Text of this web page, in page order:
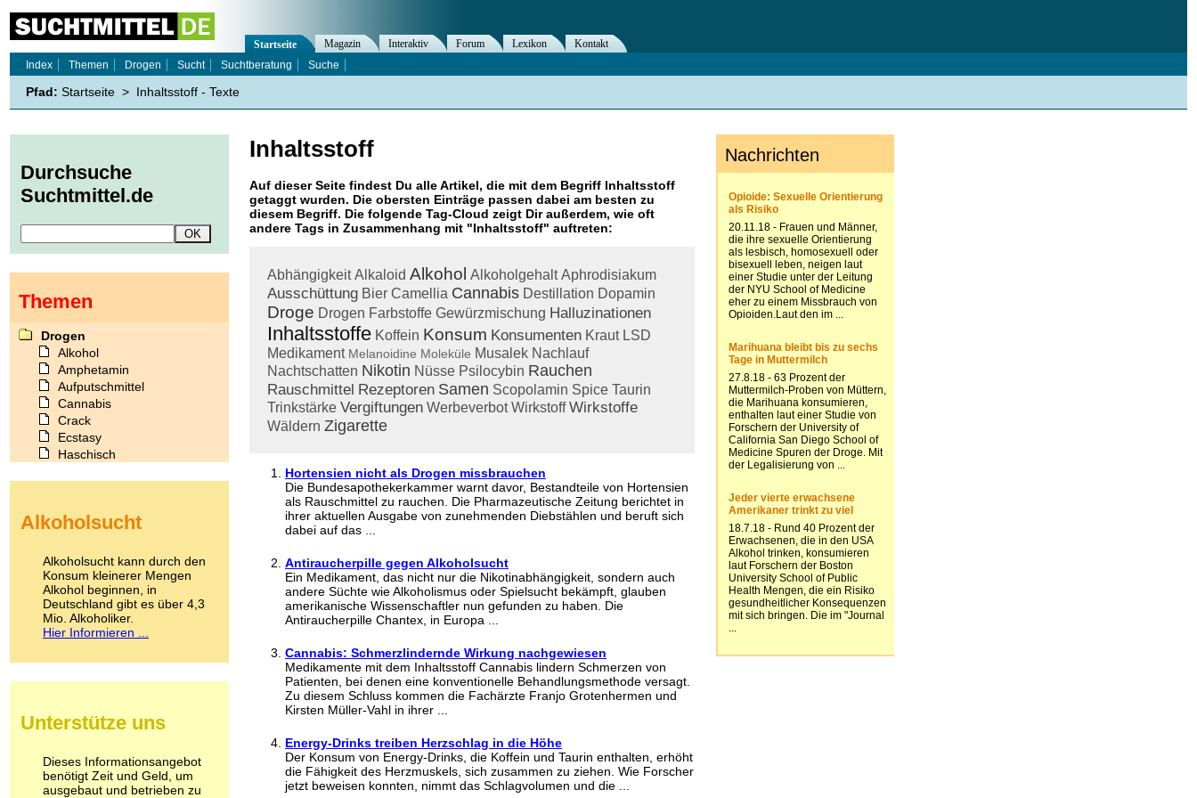
Inhaltsstoff
Auf dieser Seite findest Du alle Artikel, die mit dem Begriff Inhaltsstoff
getaggt wurden. Die obersten Einträge passen dabei am besten zu
diesem Begriff. Die folgende Tag-Cloud zeigt Dir außerdem, wie oft
andere Tags in Zusammenhang mit "Inhaltsstoff" auftreten:
Abhängigkeit Alkaloid Alkohol Alkoholgehalt Aphrodisiakum
Ausschüttung Bier Camellia Cannabis Destillation Dopamin
Droge Drogen Farbstoffe Gewürzmischung Halluzinationen
Inhaltsstoffe Koffein Konsum Konsumenten Kraut LSD
Medikament Melanoidine Moleküle Musalek Nachlauf
Nachtschatten Nikotin Nüsse Psilocybin Rauchen
Rauschmittel Rezeptoren Samen Scopolamin Spice Taurin
Trinkstärke Vergiftungen Werbeverbot Wirkstoff Wirkstoffe
Wäldern Zigarette
Hortensien nicht als Drogen missbrauchen
Die Bundesapothekerkammer warnt davor, Bestandteile von Hortensien
als Rauschmittel zu rauchen. Die Pharmazeutische Zeitung berichtet in
ihrer aktuellen Ausgabe von zunehmenden Diebstählen und beruft sich
dabei auf das ...
Antiraucherpille gegen Alkoholsucht
Ein Medikament, das nicht nur die Nikotinabhängigkeit, sondern auch
andere Süchte wie Alkoholismus oder Spielsucht bekämpft, glauben
amerikanische Wissenschaftler nun gefunden zu haben. Die
Antiraucherpille Chantex, in Europa ...
Cannabis: Schmerzlindernde Wirkung nachgewiesen
Medikamente mit dem Inhaltsstoff Cannabis lindern Schmerzen von
Patienten, bei denen eine konventionelle Behandlungsmethode versagt.
Zu diesem Schluss kommen die Fachärzte Franjo Grotenhermen und
Kirsten Müller-Vahl in ihrer ...
Energy-Drinks treiben Herzschlag in die Höhe
Der Konsum von Energy-Drinks, die Koffein und Taurin enthalten, erhöht
die Fähigkeit des Herzmuskels, sich zusammen zu ziehen. Wie Forscher
jetzt beweisen konnten, nimmt das Schlagvolumen und die ...
Startseite Magazin Interaktiv Forum Lexikon
Kontakt
Index
Themen Drogen Sucht Suchtberatung Suche
Pfad: Startseite > Inhaltsstoff - Texte
Durchsuche
Suchtmittel.de
Themen
Drogen
Alkohol
Amphetamin
Aufputschmittel
Cannabis
Crack
Ecstasy
Haschisch
Kokain
LSD
Marihuana
Medikamente
Meskalin
Metamphetamin
Methadon
Pilze
Psychopharmaka
Schlafmittel
Schmerzmittel
Alkoholsucht
Alkoholsucht kann durch den
Konsum kleinerer Mengen
Alkohol beginnen, in
Deutschland gibt es über 4,3
Mio. Alkoholiker.
Hier Informieren ...
Unterstütze uns
Dieses Informationsangebot
benötigt Zeit und Geld, um
ausgebaut und betrieben zu